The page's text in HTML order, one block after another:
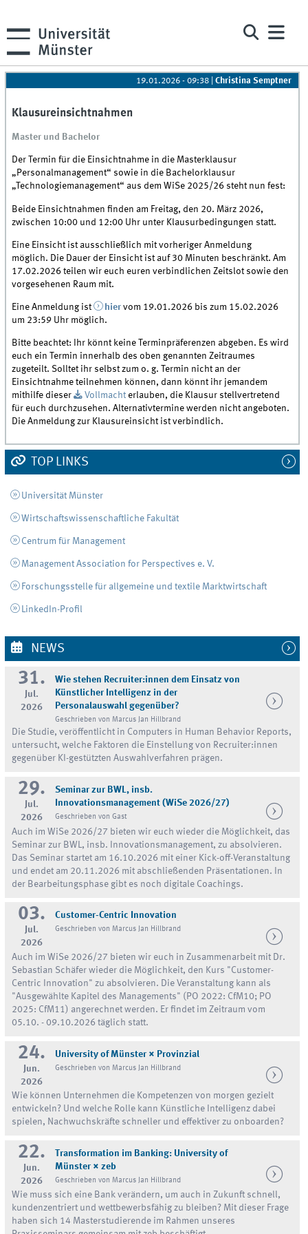
19.01.2026 - 09:38 |Christina Semptner
Klausureinsichtnahmen
Master und Bachelor
Der Termin für die Einsichtnahme in die Masterklausur
„Personalmanagement“ sowie in die Bachelorklausur
„Technologiemanagement“ aus dem WiSe 2025/26 steht nun fest:
Beide Einsichtnahmen finden am Freitag, den 20. März 2026,
zwischen 10:00 und 12:00 Uhr unter Klausurbedingungen statt.
Eine Einsicht ist ausschließlich mit vorheriger Anmeldung
möglich. Die Dauer der Einsicht ist auf 30 Minuten beschränkt. Am
17.02.2026 teilen wir euch euren verbindlichen Zeitslot sowie den
vorgesehenen Raum mit.
Eine Anmeldung ist hier vom 19.01.2026 bis zum 15.02.2026
um 23:59 Uhr möglich.
Bitte beachtet: Ihr könnt keine Terminpräferenzen abgeben. Es wird
euch ein Termin innerhalb des oben genannten Zeitraumes
zugeteilt. Solltet ihr selbst zum o. g. Termin nicht an der
Einsichtnahme teilnehmen können, dann könnt ihr jemandem
mithilfe dieser
Vollmacht erlauben, die Klausur stellvertretend
für euch durchzusehen. Alternativtermine werden nicht angeboten.
Die Anmeldung zur Klausureinsicht ist verbindlich.
TOP LINKS
Universität Münster
Wirtschaftswissenschaftliche Fakultät
Centrum für Management
Management Association for Perspectives e. V.
Forschungsstelle für allgemeine und textile Marktwirtschaft
LinkedIn-Profil
NEWS
31.
Jul.
2026
Wie stehen Recruiter:innen dem Einsatz von
Künstlicher Intelligenz in der
Personalauswahl gegenüber?
Geschrieben von Marcus Jan Hillbrand
Die Studie, veröffentlicht in Computers in Human Behavior Reports,
untersucht, welche Faktoren die Einstellung von Recruiter:innen
gegenüber KI-gestützten Auswahlverfahren prägen.
29.
Jul.
2026
Seminar zur BWL, insb.
Innovationsmanagement (WiSe 2026/27)
Geschrieben von Gast
Auch im WiSe 2026/27 bieten wir euch wieder die Möglichkeit, das
Seminar zur BWL, insb. Innovationsmanagement, zu absolvieren.
Das Seminar startet am 16.10.2026 mit einer Kick-off-Veranstaltung
und endet am 20.11.2026 mit abschließenden Präsentationen. In
der Bearbeitungsphase gibt es noch digitale Coachings.
03.
Jul.
2026
Customer-Centric Innovation
Geschrieben von Marcus Jan Hillbrand
Auch im WiSe 2026/27 bieten wir euch in Zusammenarbeit mit Dr.
Sebastian Schäfer wieder die Möglichkeit, den Kurs "Customer-
Centric Innovation" zu absolvieren. Die Veranstaltung kann als
"Ausgewählte Kapitel des Managements" (PO 2022: CfM10; PO
2025: CfM11) angerechnet werden. Er findet im Zeitraum vom
05.10. - 09.10.2026 täglich statt.
24.
Jun.
2026
University of Münster × Provinzial
Geschrieben von Marcus Jan Hillbrand
Wie können Unternehmen die Kompetenzen von morgen gezielt
entwickeln? Und welche Rolle kann Künstliche Intelligenz dabei
spielen, Nachwuchskräfte schneller und effektiver zu onboarden?
22.
Jun.
2026
Transformation im Banking: University of
Münster × zeb
Geschrieben von Marcus Jan Hillbrand
Wie muss sich eine Bank verändern, um auch in Zukunft schnell,
kundenzentriert und wettbewerbsfähig zu bleiben? Mit dieser Frage
haben sich 14 Masterstudierende im Rahmen unseres